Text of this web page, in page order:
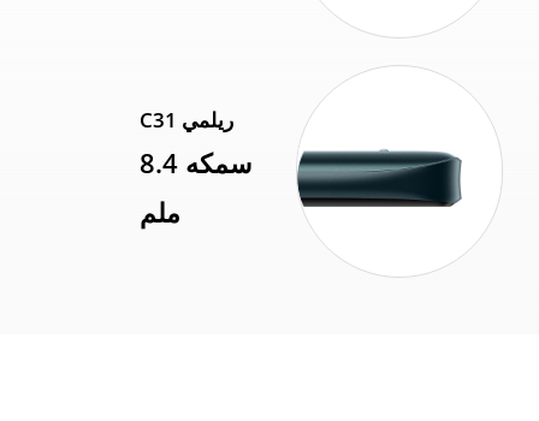
ريلمي C31
سمكه 8.4
ملم